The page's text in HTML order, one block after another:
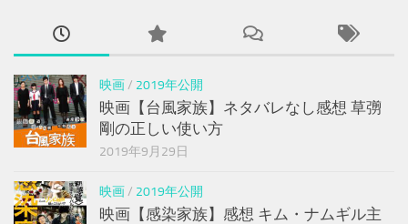
映画/ 2019年公開
映画【台風家族】ネタバレなし感想 草彅
剛の正しい使い方
2019年9月29日
映画/ 2019年公開
映画【感染家族】感想 キム・ナムギル主